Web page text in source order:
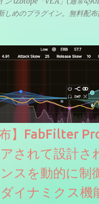
しめのプラグイン。無料配
布】FabFilter
されて設計さ
スを動的に制
イナミクス機